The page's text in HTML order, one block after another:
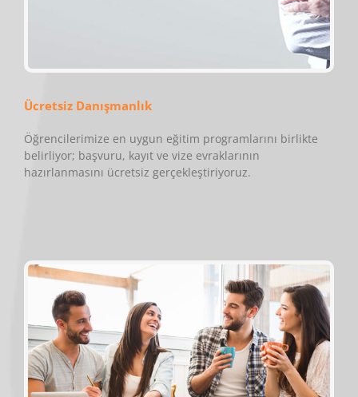
Ücretsiz Danışmanlık
Öğrencilerimize en uygun eğitim programlarını birlikte
belirliyor; başvuru, kayıt ve vize evraklarının
hazırlanmasını ücretsiz gerçekleştiriyoruz.